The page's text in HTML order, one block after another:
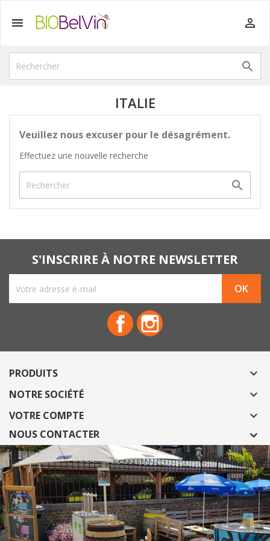
 

ITALIE
Veuillez nous excuser pour le désagrément.
Effectuez une nouvelle recherche

S'INSCRIRE À NOTRE NEWSLETTER
Facebook
PRODUITS 
NOTRE SOCIÉTÉ 
VOTRE COMPTE 
NOUS CONTACTER